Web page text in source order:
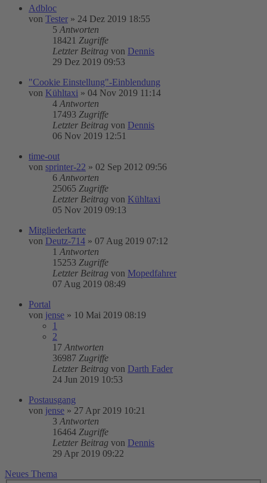
Adbloc
von Tester » 24 Dez 2019 18:55
5 Antworten
18421 Zugriffe
Letzter Beitrag von Dennis
29 Dez 2019 09:53
"Cookie Einstellung"-Einblendung
von Kühltaxi » 04 Nov 2019 11:14
4 Antworten
17493 Zugriffe
Letzter Beitrag von Dennis
06 Nov 2019 12:51
time-out
von sprinter-22 » 02 Sep 2012 09:56
6 Antworten
25065 Zugriffe
Letzter Beitrag von Kühltaxi
05 Nov 2019 09:13
Mitgliederkarte
von Deutz-714 » 07 Aug 2019 07:12
1 Antworten
15253 Zugriffe
Letzter Beitrag von Mopedfahrer
07 Aug 2019 08:49
Portal
von jense » 10 Mai 2019 08:19
1
2
17 Antworten
36987 Zugriffe
Letzter Beitrag von Darth Fader
24 Jun 2019 10:53
Postausgang
von jense » 27 Apr 2019 10:21
3 Antworten
16464 Zugriffe
Letzter Beitrag von Dennis
29 Apr 2019 09:22
Neues Thema